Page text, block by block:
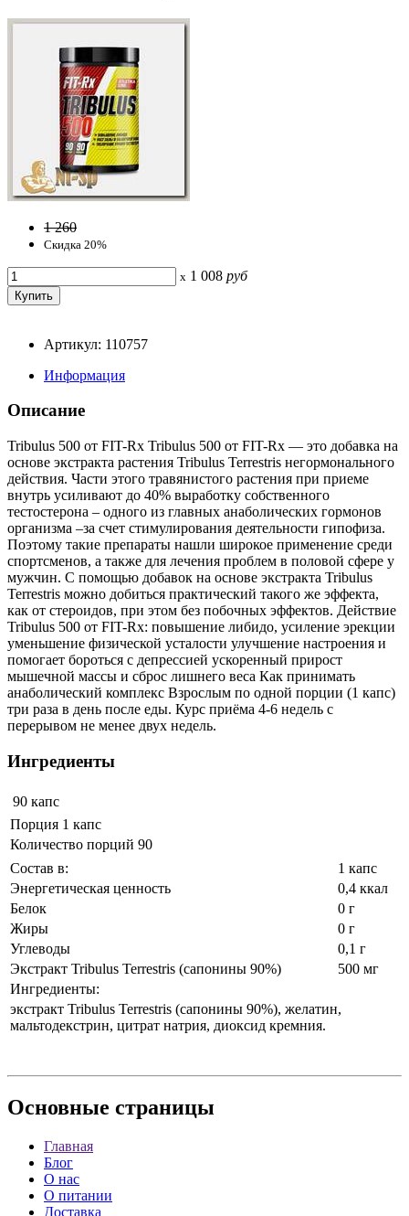
1 260
Скидка 20%
x 1 008 руб
Артикул: 110757
Информация
Описание
Tribulus 500 от FIT-Rx Tribulus 500 от FIT-Rx — это добавка на
основе экстракта растения Tribulus Terrestris негормонального
действия. Части этого травянистого растения при приеме
внутрь усиливают до 40% выработку собственного
тестостерона – одного из главных анаболических гормонов
организма –за счет стимулирования деятельности гипофиза.
Поэтому такие препараты нашли широкое применение среди
спортсменов, а также для лечения проблем в половой сфере у
мужчин. С помощью добавок на основе экстракта Tribulus
Terrestris можно добиться практический такого же эффекта,
как от стероидов, при этом без побочных эффектов. Действие
Tribulus 500 от FIT-Rx: повышение либидо, усиление эрекции
уменьшение физической усталости улучшение настроения и
помогает бороться с депрессией ускоренный прирост
мышечной массы и сброс лишнего веса Как принимать
анаболический комплекс Взрослым по одной порции (1 капс)
три раза в день после еды. Курс приёма 4-6 недель с
перерывом не менее двух недель.
Ингредиенты
90 капс
Порция 1 капс
Количество порций 90
Состав в:
1 капс
Энергетическая ценность
0,4 ккал
Белок
0 г
Жиры
0 г
Углеводы
0,1 г
Экстракт Tribulus Terrestris (сапонины 90%)
500 мг
Ингредиенты:
экстракт Tribulus Terrestris (сапонины 90%), желатин,
мальтодекстрин, цитрат натрия, диоксид кремния.
Основные страницы
Главная
Блог
О нас
О питании
Доставка